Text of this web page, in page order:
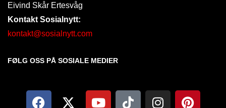
Eivind Skår Ertesvåg
Kontakt Sosialnytt:
kontakt@sosialnytt.com
FØLG OSS PÅ SOSIALE MEDIER​